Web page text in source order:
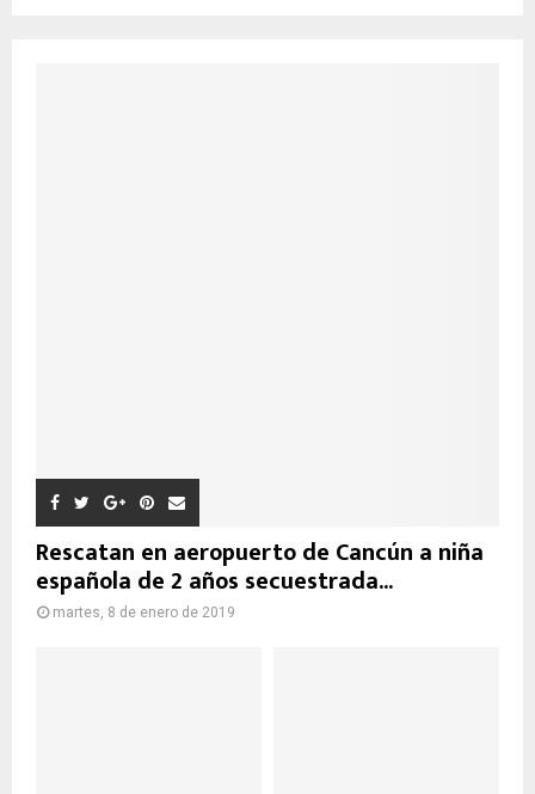
Rescatan en aeropuerto de Cancún a niña
española de 2 años secuestrada...
martes, 8 de enero de 2019